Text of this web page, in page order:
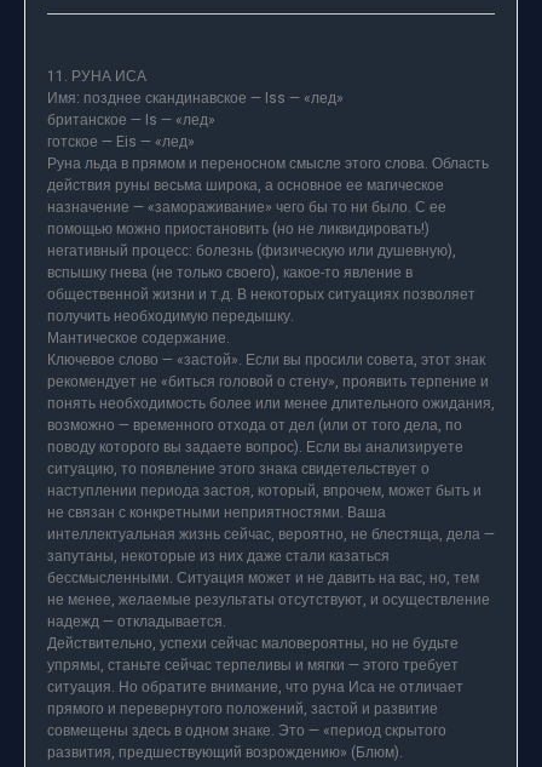
11. РУНА ИСА
Имя: позднее скандинавское — Iss — «лед»
британское — Is — «лед»
готское — Eis — «лед»
Руна льда в прямом и переносном смысле этого слова. Область
действия руны весьма широка, а основное ее магическое
назначение — «замораживание» чего бы то ни было. С ее
помощью можно приостановить (но не ликвидировать!)
негативный процесс: болезнь (физическую или душевную),
вспышку гнева (не только своего), какое-то явление в
общественной жизни и т.д. В некоторых ситуациях позволяет
получить необходимую передышку.
Мантическое содержание.
Ключевое слово — «застой». Если вы просили совета, этот знак
рекомендует не «биться головой о стену», проявить терпение и
понять необходимость более или менее длительного ожидания,
возможно — временного отхода от дел (или от того дела, по
поводу которого вы задаете вопрос). Если вы анализируете
ситуацию, то появление этого знака свидетельствует о
наступлении периода застоя, который, впрочем, может быть и
не связан с конкретными неприятностями. Ваша
интеллектуальная жизнь сейчас, вероятно, не блестяща, дела —
запутаны, некоторые из них даже стали казаться
бессмысленными. Ситуация может и не давить на вас, но, тем
не менее, желаемые результаты отсутствуют, и осуществление
надежд — откладывается.
Действительно, успехи сейчас маловероятны, но не будьте
упрямы, станьте сейчас терпеливы и мягки — этого требует
ситуация. Но обратите внимание, что руна Иса не отличает
прямого и перевернутого положений, застой и развитие
совмещены здесь в одном знаке. Это — «период скрытого
развития, предшествующий возрождению» (Блюм).